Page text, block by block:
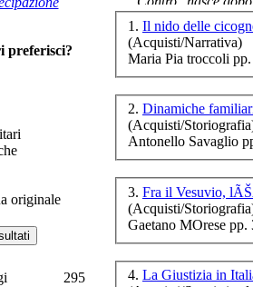
preferisci?
originale
295
cominciato con la
ripensaremarx. i saggi
questa collaborazione
è teorica, sempre però
presente fase.
Acquista ora...
A feed could not be
http://www.lastampa.it/
1. Il nido delle
(Acquisti/Narrativa)
Maria Pia troccoli
2. Dinamiche
(Acquisti/
Antonello Savaglio
3.
(Acquisti/
Gaetano MOrese pp.
4. La Giustizia in